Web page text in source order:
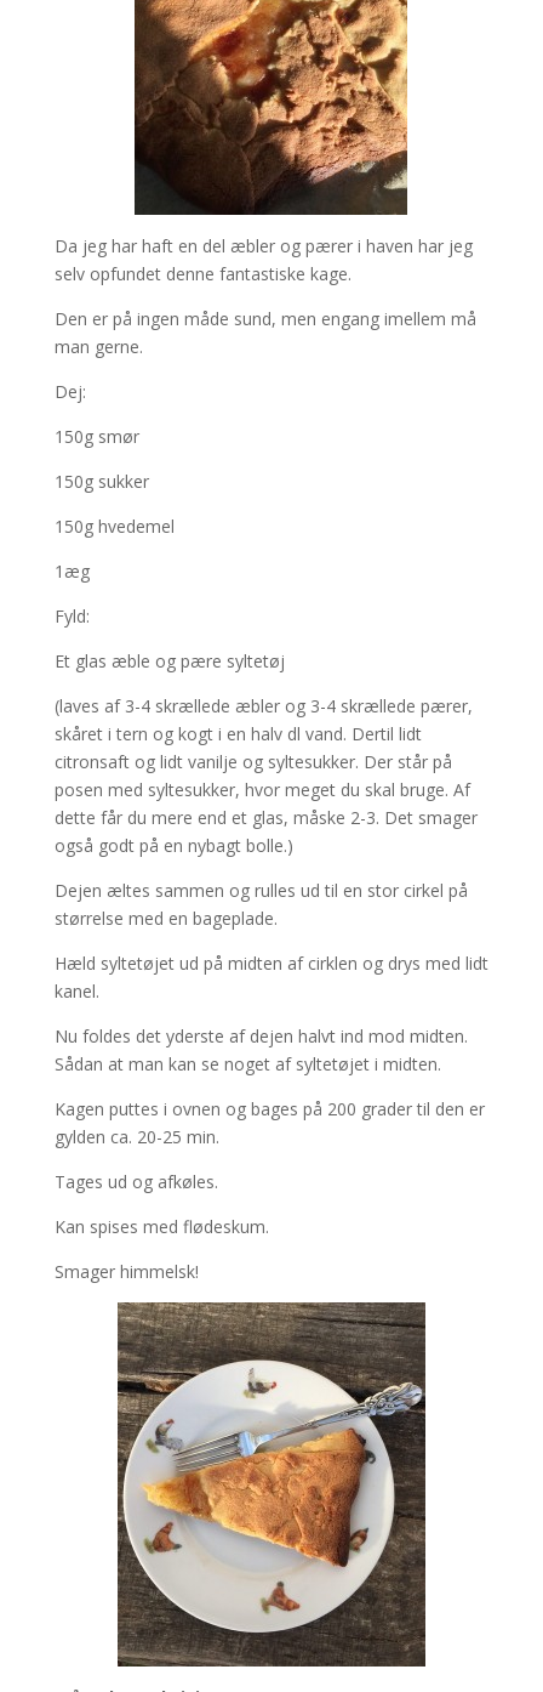
Da jeg har haft en del æbler og pærer i haven har jeg
selv opfundet denne fantastiske kage.
Den er på ingen måde sund, men engang imellem må
man gerne.
Dej:
150g smør
150g sukker
150g hvedemel
1æg
Fyld:
Et glas æble og pære syltetøj
(laves af 3-4 skrællede æbler og 3-4 skrællede pærer,
skåret i tern og kogt i en halv dl vand. Dertil lidt
citronsaft og lidt vanilje og syltesukker. Der står på
posen med syltesukker, hvor meget du skal bruge. Af
dette får du mere end et glas, måske 2-3. Det smager
også godt på en nybagt bolle.)
Dejen æltes sammen og rulles ud til en stor cirkel på
størrelse med en bageplade.
Hæld syltetøjet ud på midten af cirklen og drys med lidt
kanel.
Nu foldes det yderste af dejen halvt ind mod midten.
Sådan at man kan se noget af syltetøjet i midten.
Kagen puttes i ovnen og bages på 200 grader til den er
gylden ca. 20-25 min.
Tages ud og afkøles.
Kan spises med flødeskum.
Smager himmelsk!